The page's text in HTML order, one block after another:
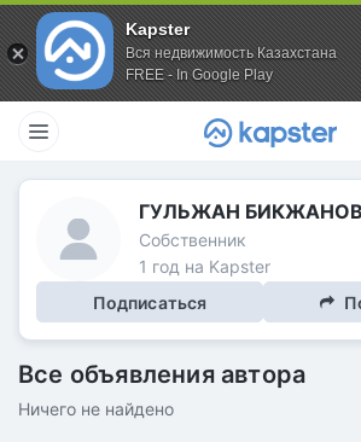
Kapster
Вся недвижимость Казахстана
FREE - In Google Play
ГУЛЬЖАН
Собственник
1 год на Kapster
Подписаться
Все объявления автора
Ничего не найдено